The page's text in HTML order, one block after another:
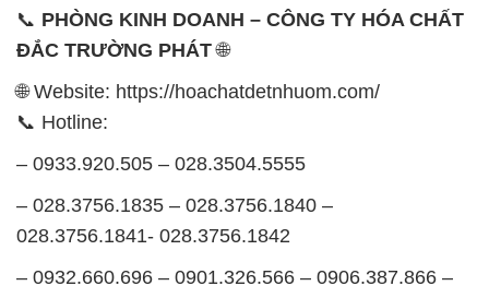
📞 PHÒNG KINH DOANH – CÔNG TY HÓA CHẤT
ĐẮC TRƯỜNG PHÁT🌐
🌐 Website: https://hoachatdetnhuom.com/
📞 Hotline:
– 0933.920.505 – 028.3504.5555
– 028.3756.1835 – 028.3756.1840 –
028.3756.1841- 028.3756.1842
– 0932.660.696 – 0901.326.566 – 0906.387.866 –